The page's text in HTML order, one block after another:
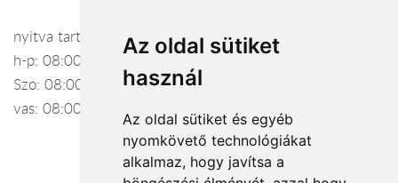
Az oldal sütiket
használ
Az oldal sütiket és egyéb
nyomkövető technológiákat
alkalmaz, hogy javítsa a
nyitva tartás:
h-p: 08:00-18:00-18:00
Szo: 08:00-17:00
vas: 08:00-15:00